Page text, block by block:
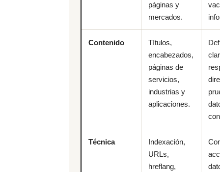
páginas y
mercados.
Contenido
Títulos,
encabezados,
páginas de
servicios,
industrias y
aplicaciones.
Técnica
Indexación,
URLs,
hreflang,